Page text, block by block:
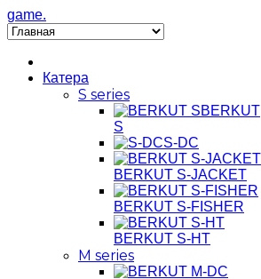
game.
Катера
S series
BERKUT
S
S-DC
BERKUT S-JACKET
BERKUT S-FISHER
BERKUT S-HT
M series